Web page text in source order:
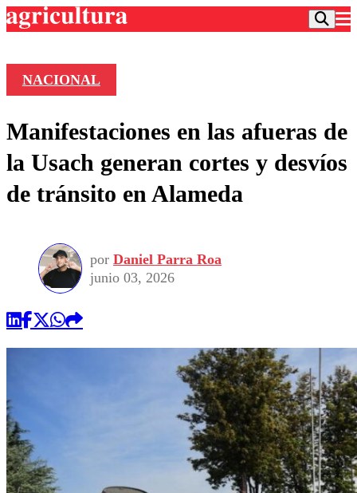
Frecuencias
Agricultura TV
Deportes
Colo Colo
Seleccion Chilena
Torneo Internacional
Universidad de Chile
Entretención
Economía
Internacional
Sustentabilidad
Publicaciones en medios
Opinión
NACIONAL
Manifestaciones en las afueras de
la Usach generan cortes y desvíos
de tránsito en Alameda
por Daniel Parra Roa
junio 03, 2026